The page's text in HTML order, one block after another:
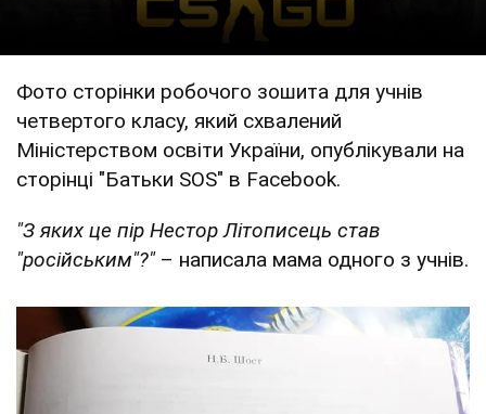
Фото сторінки робочого зошита для учнів
четвертого класу, який схвалений
Міністерством освіти України, опублікували на
сторінці "Батьки SOS" в Facebook.
"З яких це пір Нестор Літописець став
"російським"?"– написала мама одного з учнів.